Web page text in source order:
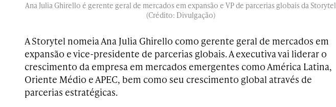
Ana Julia Ghirello é gerente geral de mercados em expansão e VP de parcerias globais da Storytel
(Crédito: Divulgação)
A Storytel nomeia Ana Julia Ghirello como gerente geral de mercados em
expansão e vice-presidente de parcerias globais. A executiva vai liderar o
crescimento da empresa em mercados emergentes como América Latina,
Oriente Médio e APEC, bem como seu crescimento global através de
parcerias estratégicas.